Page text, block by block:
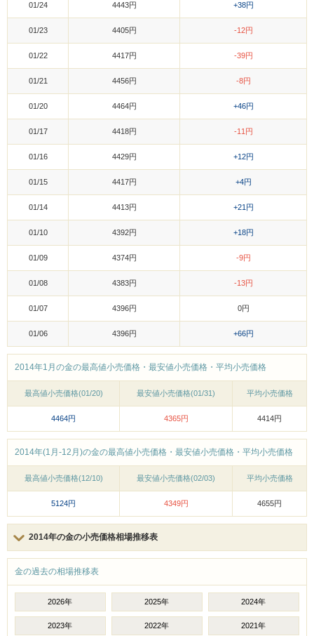
01/24 4443円 +38円
01/23 4405円 -12円
01/22 4417円 -39円
01/21 4456円 -8円
01/20 4464円 +46円
01/17 4418円 -11円
01/16 4429円 +12円
01/15 4417円 +4円
01/14 4413円 +21円
01/10 4392円 +18円
01/09 4374円 -9円
01/08 4383円 -13円
01/07 4396円 0円
01/06 4396円 +66円
2014年1月の金の最高値小売価格・最安値小売価格・平均小売価格
最高値小売価格(01/20) 最安値小売価格(01/31) 平均小売価格
4464円 4365円 4414円
2014年(1月-12月)の金の最高値小売価格・最安値小売価格・平均小売価格
最高値小売価格(12/10) 最安値小売価格(02/03) 平均小売価格
5124円 4349円 4655円
2014年の金の小売価格相場推移表
金の過去の相場推移表
2026年 2025年 2024年
2023年 2022年 2021年